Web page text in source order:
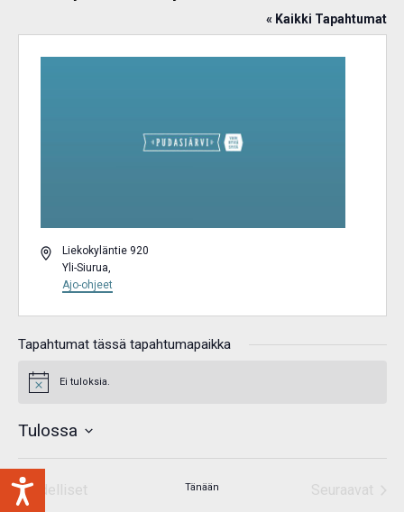
« Kaikki Tapahtumat
OsoiteLiekokyläntie 920
Yli-Siurua,
Ajo-ohjeet
Tapahtumat tässä tapahtumapaikka
Notice Ei tuloksia.
Tulossa
Valitse
päivä.
Edelliset
Tänään
Seuraavat